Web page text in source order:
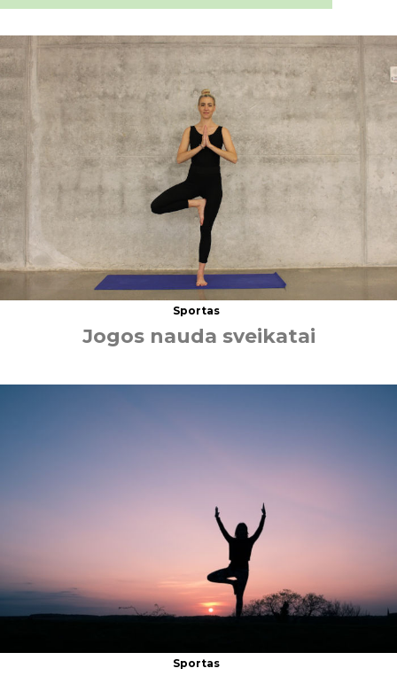
Sportas
Jogos nauda sveikatai
Sportas